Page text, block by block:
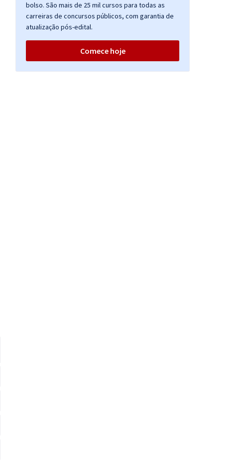
bolso. São mais de 25 mil cursos para todas as
carreiras de concursos públicos, com garantia de
atualização pós-edital.
Comece hoje